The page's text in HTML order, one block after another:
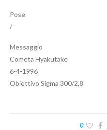
Pose
/
Messaggio
Cometa Hyakutake
6-4-1996
Obiettivo Sigma 300/2,8
0